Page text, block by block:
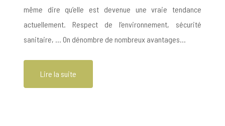
même dire qu’elle est devenue une vraie tendance
actuellement. Respect de l’environnement, sécurité
sanitaire, … On dénombre de nombreux avantages…
Lire la suite